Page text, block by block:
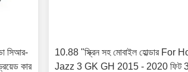
সিআর-
কার
10.88 "স্ক্রিন সহ মোবাইল হোল্ডার For
Jazz 3 GK GH 2015 - 2020 ফিট